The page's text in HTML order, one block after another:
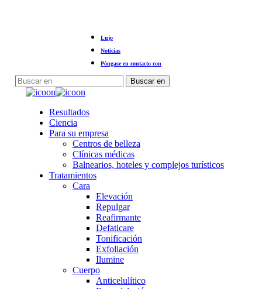
Lujo
Noticias
Póngase en contacto con
Buscar en
Cerrar
Menú
Resultados
Ciencia
Para su empresa
Centros de belleza
Clínicas médicas
Balnearios, hoteles y complejos turísticos
Tratamientos
Cara
Elevación
Repulgar
Reafirmante
Defaticare
Tonificación
Exfoliación
Ilumine
Cuerpo
Anticelulítico